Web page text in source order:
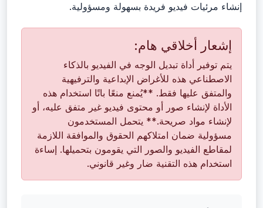
إنشاء مرئيات فيديو فريدة بسهولة ومسؤولية.
إشعار أخلاقي هام:
يتم توفير أداة تبديل الوجه في الفيديو بالذكاء
الاصطناعي هذه للأغراض الإبداعية والترفيهية
والمتفق عليها فقط. **يُمنع منعًا باتًا استخدام هذه
الأداة لإنشاء صور أو محتوى فيديو غير متفق عليه، أو
لإنشاء مواد صريحة.** يتحمل المستخدمون
مسؤولية ضمان امتلاكهم الحقوق والموافقة اللازمة
لمقاطع الفيديو والصور التي يقومون بتحميلها. إساءة
استخدام هذه التقنية ضار وغير قانوني.